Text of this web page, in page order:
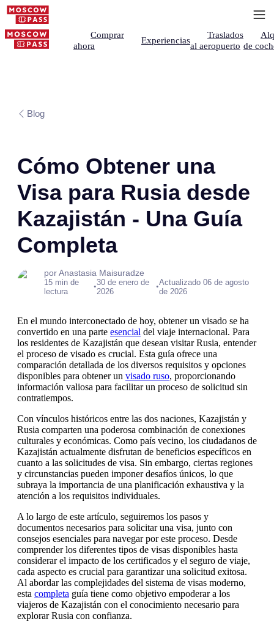
Comprar
ahora
Experiencias
Traslados
al aeropuerto de
Blog
Cómo Obtener una
Visa para Rusia desde
Kazajistán - Una Guía
Completa
por Anastasia Maisuradze
15 min de
lectura
•30 de enero de
2026
•Actualizado 06 de agosto
de 2026
En el mundo interconectado de hoy, obtener un visado se ha
convertido en una parte esencial del viaje internacional. Para
los residentes de Kazajistán que desean visitar Rusia, entender
el proceso de visado es crucial. Esta guía ofrece una
comparación detallada de los diversos requisitos y opciones
disponibles para obtener un visado ruso, proporcionando
información valiosa para facilitar un proceso de solicitud sin
contratiempos.
Con vínculos históricos entre las dos naciones, Kazajistán y
Rusia comparten una poderosa combinación de conexiones
culturales y económicas. Como país vecino, los ciudadanos de
Kazajistán actualmente disfrutan de beneficios específicos en
cuanto a las solicitudes de visa. Sin embargo, ciertas regiones
y circunstancias pueden imponer desafíos únicos, lo que
subraya la importancia de una planificación exhaustiva y la
atención a los requisitos individuales.
A lo largo de este artículo, seguiremos los pasos y
documentos necesarios para solicitar una visa, junto con
consejos esenciales para navegar por este proceso. Desde
comprender los diferentes tipos de visas disponibles hasta
considerar el impacto de los certificados y el seguro de viaje,
cada aspecto es crucial para garantizar una solicitud exitosa.
Al abordar las complejidades del sistema de visas moderno,
esta completa guía tiene como objetivo empoderar a los
viajeros de Kazajistán con el conocimiento necesario para
explorar Rusia con confianza.